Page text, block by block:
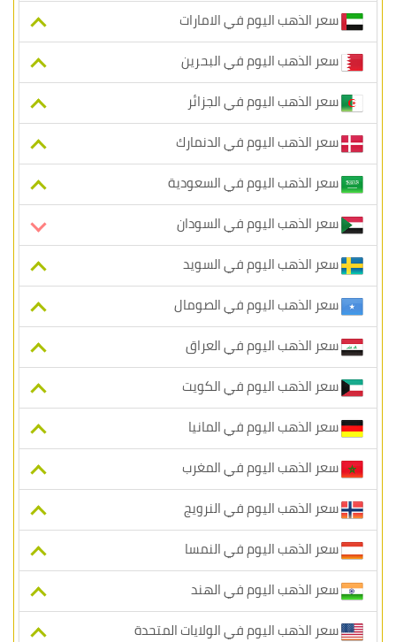
سعر الذهب اليوم في الامارات
سعر الذهب اليوم في البحرين
سعر الذهب اليوم في الجزائر
سعر الذهب اليوم في الدنمارك
سعر الذهب اليوم في السعودية
سعر الذهب اليوم في السودان
سعر الذهب اليوم في السويد
سعر الذهب اليوم في الصومال
سعر الذهب اليوم في العراق
سعر الذهب اليوم في الكويت
سعر الذهب اليوم في المانيا
سعر الذهب اليوم في المغرب
سعر الذهب اليوم في النرويج
سعر الذهب اليوم في النمسا
سعر الذهب اليوم في الهند
سعر الذهب اليوم في الولايات المتحدة